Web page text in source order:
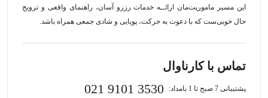
این مسیر‍ ماموریت‌مان اراﺋــﻪ خدمات رزرو آسان، راهنمای واقعی و ترویج
حال خوبی‌ست که با دعوت به حرکت، پویایی و شادی جمعی همراه باشد.
تماس با کارناوال
پشتیبانی 7 صبح تا 1 بامداد: 021 9101 3530